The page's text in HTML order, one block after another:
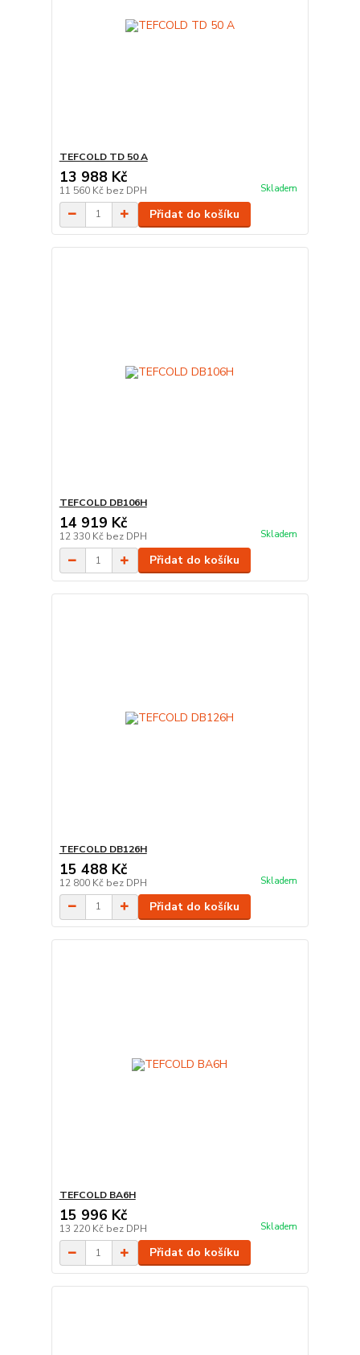
TEFCOLD TD 50 A
13 988 Kč
11 560 Kč bez DPH Skladem
Přidat do košíku
TEFCOLD DB106H
14 919 Kč
12 330 Kč bez DPH Skladem
Přidat do košíku
TEFCOLD DB126H
15 488 Kč
12 800 Kč bez DPH Skladem
Přidat do košíku
TEFCOLD BA6H
15 996 Kč
13 220 Kč bez DPH Skladem
Přidat do košíku